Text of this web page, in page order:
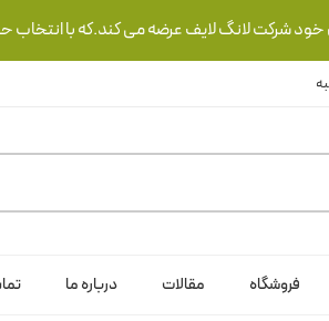
شرکت لانگ لایف عرضه می کند.که با انتخاب
فروشگاه مقالات درباره ما